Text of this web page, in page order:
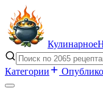
Кулинарное
Категории